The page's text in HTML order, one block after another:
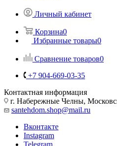
Личный кабинет
Корзина0
Избранные товары0
Сравнение товаров0
+7 904-669-03-35
Контактная информация
г. Набережные Челны,
santehdom.shop@mail.ru
Вконтакте
Instagram
Telegram